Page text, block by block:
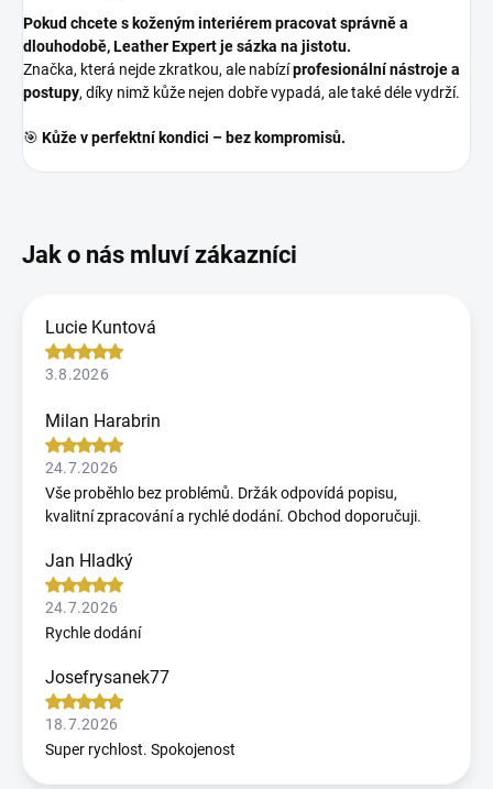
Pokud chcete s koženým interiérem pracovat správně a
dlouhodobě, Leather Expert je sázka na jistotu.
Značka, která nejde zkratkou, ale nabízíprofesionální nástroje a
postupy, díky nimž kůže nejen dobře vypadá, ale také déle vydrží.
🎯 Kůže v perfektní kondici – bez kompromisů.
Lucie Kuntová
3.8.2026
Milan Harabrin
24.7.2026
Vše proběhlo bez problémů. Držák odpovídá popisu,
kvalitní zpracování a rychlé dodání. Obchod doporučuji.
Jan Hladký
24.7.2026
Rychle dodání
Josefrysanek77
18.7.2026
Super rychlost. Spokojenost